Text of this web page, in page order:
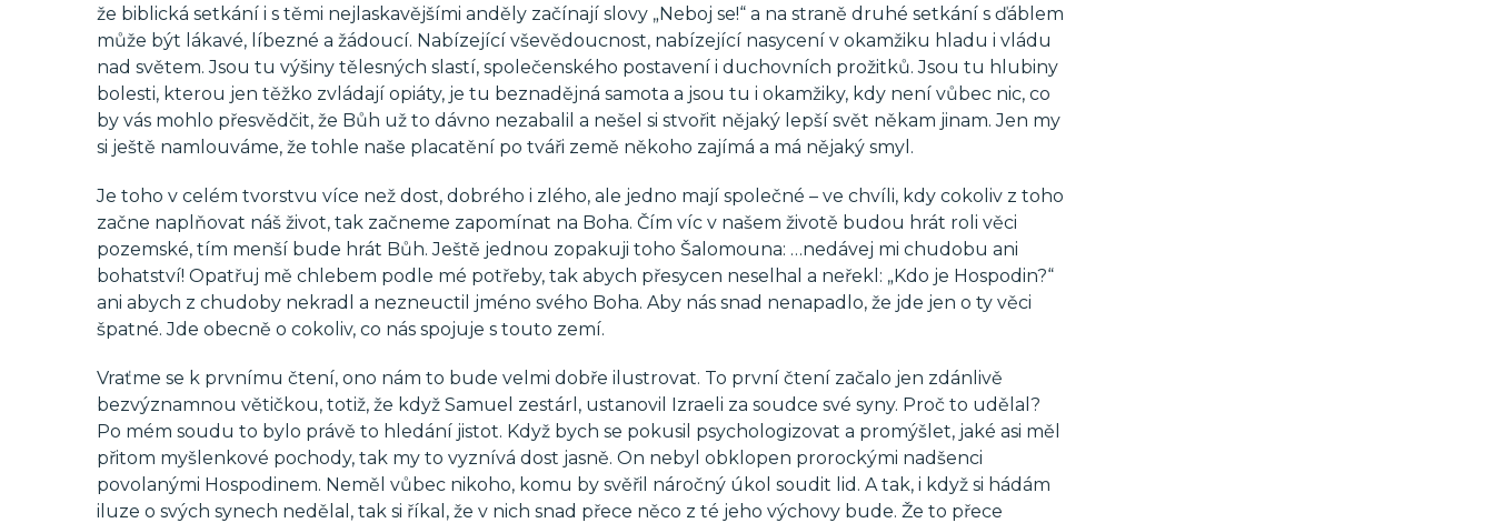
že biblická setkání i s těmi nejlaskavějšími anděly začínají slovy „Neboj se!“ a na straně druhé setkání s ďáblem
může být lákavé, líbezné a žádoucí. Nabízející vševědoucnost, nabízející nasycení v okamžiku hladu i vládu
nad světem. Jsou tu výšiny tělesných slastí, společenského postavení i duchovních prožitků. Jsou tu hlubiny
bolesti, kterou jen těžko zvládají opiáty, je tu beznadějná samota a jsou tu i okamžiky, kdy není vůbec nic, co
by vás mohlo přesvědčit, že Bůh už to dávno nezabalil a nešel si stvořit nějaký lepší svět někam jinam. Jen my
si ještě namlouváme, že tohle naše placatění po tváři země někoho zajímá a má nějaký smyl.
Je toho v celém tvorstvu více než dost, dobrého i zlého, ale jedno mají společné – ve chvíli, kdy cokoliv z toho
začne naplňovat náš život, tak začneme zapomínat na Boha. Čím víc v našem životě budou hrát roli věci
pozemské, tím menší bude hrát Bůh. Ještě jednou zopakuji toho Šalomouna: …nedávej mi chudobu ani
bohatství! Opatřuj mě chlebem podle mé potřeby, tak abych přesycen neselhal a neřekl: „Kdo je Hospodin?“
ani abych z chudoby nekradl a nezneuctil jméno svého Boha. Aby nás snad nenapadlo, že jde jen o ty věci
špatné. Jde obecně o cokoliv, co nás spojuje s touto zemí.
Vraťme se k prvnímu čtení, ono nám to bude velmi dobře ilustrovat. To první čtení začalo jen zdánlivě
bezvýznamnou větičkou, totiž, že když Samuel zestárl, ustanovil Izraeli za soudce své syny. Proč to udělal?
Po mém soudu to bylo právě to hledání jistot. Když bych se pokusil psychologizovat a promýšlet, jaké asi měl
přitom myšlenkové pochody, tak my to vyznívá dost jasně. On nebyl obklopen prorockými nadšenci
povolanými Hospodinem. Neměl vůbec nikoho, komu by svěřil náročný úkol soudit lid. A tak, i když si hádám
iluze o svých synech nedělal, tak si říkal, že v nich snad přece něco z té jeho výchovy bude. Že to přece